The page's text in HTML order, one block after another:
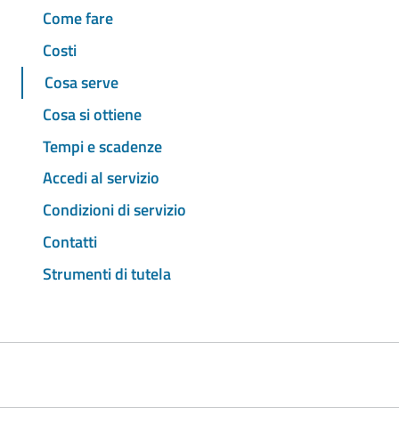
Come fare
Costi
Cosa serve
Cosa si ottiene
Tempi e scadenze
Accedi al servizio
Condizioni di servizio
Contatti
Strumenti di tutela